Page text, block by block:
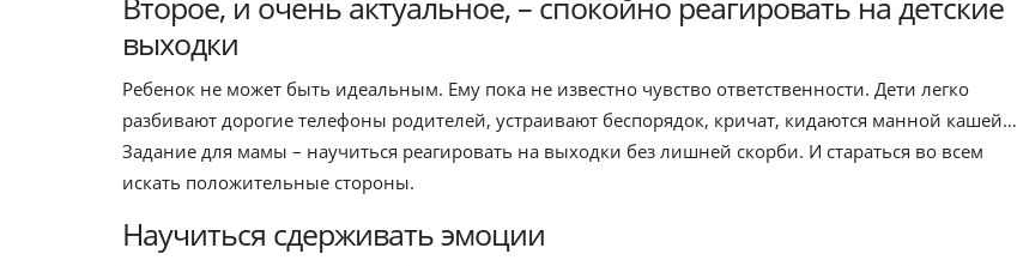
выходки
Ребенок не может быть идеальным. Ему пока не известно чувство ответственности. Дети легко
разбивают дорогие телефоны родителей, устраивают беспорядок, кричат, кидаются манной кашей…
Задание для мамы – научиться реагировать на выходки без лишней скорби. И стараться во всем
искать положительные стороны.
Научиться сдерживать эмоции